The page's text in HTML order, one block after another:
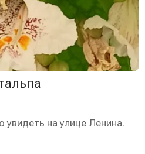
на улице Ленина.